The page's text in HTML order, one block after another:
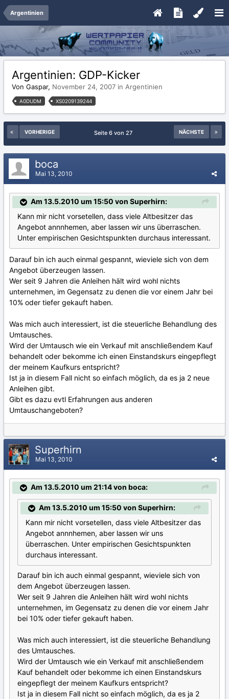
Argentinien
Argentinien: GDP-Kicker
Von Gaspar, November 24, 2007 in Argentinien
A0DUDM XS0209139244
VORHERIGE NÄCHSTE
Seite 6 von 27
boca
Mai 13, 2010
Am 13.5.2010 um 15:50 von Superhirn:
Kann mir nicht vorsetellen, dass viele Altbesitzer das
Angebot annnhemen, aber lassen wir uns überraschen.
Unter empirischen Gesichtspunkten durchaus interessant.
Darauf bin ich auch einmal gespannt, wieviele sich von dem
Angebot überzeugen lassen.
Wer seit 9 Jahren die Anleihen hält wird wohl nichts
unternehmen, im Gegensatz zu denen die vor einem Jahr bei
10% oder tiefer gekauft haben.
Was mich auch interessiert, ist die steuerliche Behandlung des
Umtausches.
Wird der Umtausch wie ein Verkauf mit anschließendem Kauf
behandelt oder bekomme ich einen Einstandskurs eingepflegt
der meinem Kaufkurs entspricht?
Ist ja in diesem Fall nicht so einfach möglich, da es ja 2 neue
Anleihen gibt.
Gibt es dazu evtl Erfahrungen aus anderen
Umtauschangeboten?
Superhirn
Mai 13, 2010
Am 13.5.2010 um 21:14 von boca:
Am 13.5.2010 um 15:50 von Superhirn:
Kann mir nicht vorsetellen, dass viele Altbesitzer das
Angebot annnhemen, aber lassen wir uns
überraschen. Unter empirischen Gesichtspunkten
durchaus interessant.
Darauf bin ich auch einmal gespannt, wieviele sich von
dem Angebot überzeugen lassen.
Wer seit 9 Jahren die Anleihen hält wird wohl nichts
unternehmen, im Gegensatz zu denen die vor einem Jahr
bei 10% oder tiefer gekauft haben.
Was mich auch interessiert, ist die steuerliche Behandlung
des Umtausches.
Wird der Umtausch wie ein Verkauf mit anschließendem
Kauf behandelt oder bekomme ich einen Einstandskurs
eingepflegt der meinem Kaufkurs entspricht?
Ist ja in diesem Fall nicht so einfach möglich, da es ja 2